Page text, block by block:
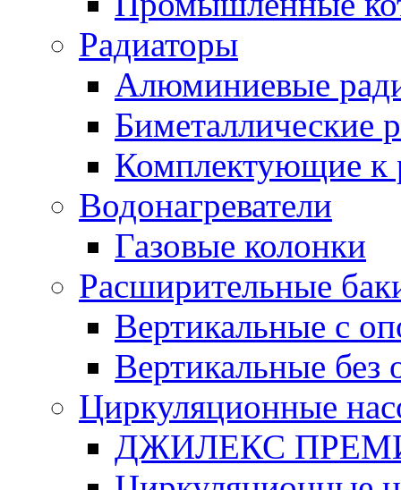
Радиаторы
Алюминиевые
Биметаллические
Комплектующие к
Водонагреватели
Газовые колонки
Расширительные
Вертикальные с
Вертикальные без
Циркуляционные
ДЖИЛЕКС